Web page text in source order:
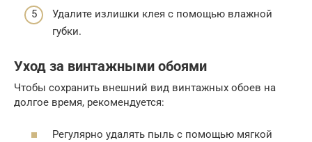
Удалите излишки клея с помощью влажной
губки.
Уход за винтажными обоями
Чтобы сохранить внешний вид винтажных обоев на
долгое время, рекомендуется:
Регулярно удалять пыль с помощью мягкой